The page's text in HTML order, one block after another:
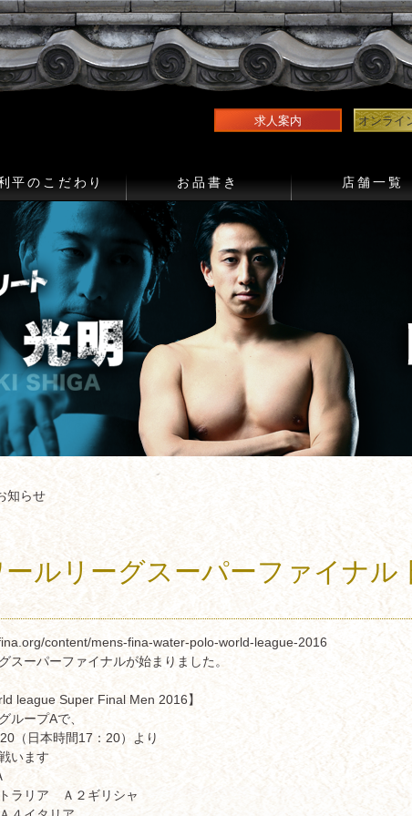
オンライ
求人案内
平のこだわり お品書き 店舗一覧
知らせ
ールリーグスーパーファイナル
content/mens-fina-water-polo-world-league-2016
スーパーファイナルが始まりました。
league Super Final Men 2016】
ループAで、
（日本時間17：20）より
います
トラリア Ａ２ギリシャ